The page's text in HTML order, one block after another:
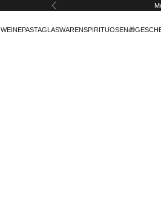
Zurück
WEINEPASTAGLASWARENSPIRITUOSEN